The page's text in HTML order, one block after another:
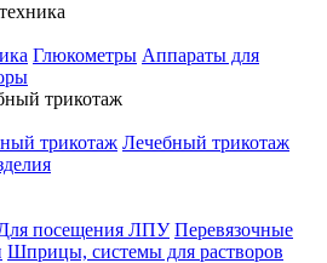
Глюкометры Аппараты для
трикотаж
трикотаж Лечебный трикотаж
посещения ЛПУ Перевязочные
Шприцы, системы для растворов